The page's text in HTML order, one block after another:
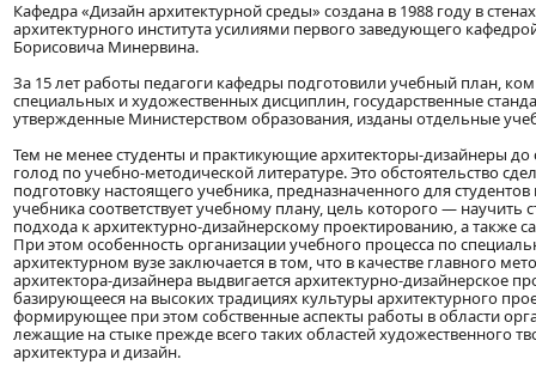
Кафедра «Дизайн архитектурной среды» создана в 1988 году в
архитектурного института усилиями первого заведующего
Борисовича Минервина.
За 15 лет работы педагоги кафедры подготовили учебный план,
специальных и художественных дисциплин, государственные
утвержденные Министерством образования, изданы отдельные
Тем не менее студенты и практикующие архитекторы-дизайнеры
голод по учебно-методической литературе. Это обстоятельство
подготовку настоящего учебника, предназначенного для
учебника соответствует учебному плану, цель которого — научить
подхода к архитектурно-дизайнерскому проектированию, а также
При этом особенность организации учебного процесса по
архитектурном вузе заключается в том, что в качестве главного
архитектора-дизайнера выдвигается архитектурно-дизайнерское
базирующееся на высоких традициях культуры архитектурного
формирующее при этом собственные аспекты работы в области
лежащие на стыке прежде всего таких областей художественного
архитектура и дизайн.